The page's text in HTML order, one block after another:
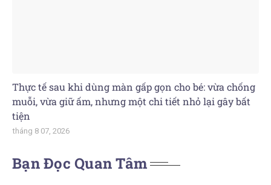
Thực tế sau khi dùng màn gấp gọn cho bé: vừa chống
muỗi, vừa giữ ấm, nhưng một chi tiết nhỏ lại gây bất
tiện
tháng 8 07, 2026
Bạn Đọc Quan Tâm